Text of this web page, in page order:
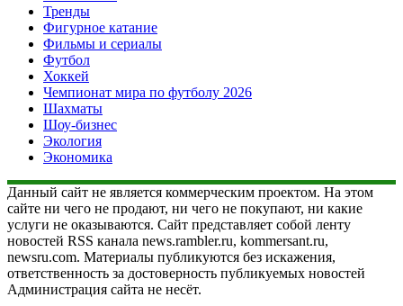
Тренды
Фигурное катание
Фильмы и сериалы
Футбол
Хоккей
Чемпионат мира по футболу 2026
Шахматы
Шоу-бизнес
Экология
Экономика
Данный сайт не является коммерческим проектом. На этом
сайте ни чего не продают, ни чего не покупают, ни какие
услуги не оказываются. Сайт представляет собой ленту
новостей RSS канала news.rambler.ru, kommersant.ru,
newsru.com. Материалы публикуются без искажения,
ответственность за достоверность публикуемых новостей
Администрация сайта не несёт.